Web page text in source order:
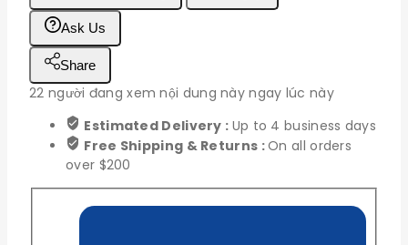
Atlas-
Scientific
Conductivity
1.0
KIT-
1.0)
lượng
Ask Us
Share
22 người đang xem nội dung này ngay lúc này
Estimated Delivery : Up to 4 business days
Free Shipping & Returns :On all orders
over $200